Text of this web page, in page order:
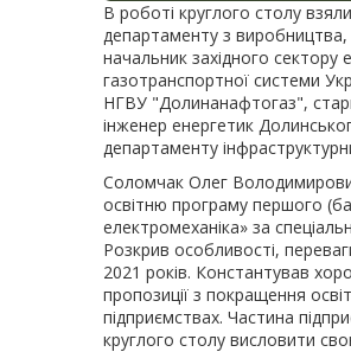
В роботі круглого столу
департаменту з
начальник західного сектору
газотранспортної системи
НГВУ "Долинанафтогаз",
інженер енергетик
департаменту
Соломчак Олег
освітню програму першого
електромеханіка» за
Розкрив особливості,
2021 років. Константував
пропозиції з покращення
підприємствах. Частина
круглого столу висловити